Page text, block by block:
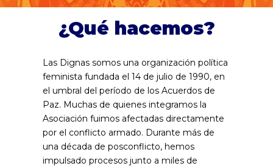
¿Qué hacemos?
Las Dignas somos una organización política
feminista fundada el 14 de julio de 1990, en
el umbral del período de los Acuerdos de
Paz. Muchas de quienes integramos la
Asociación fuimos afectadas directamente
por el conflicto armado. Durante más de
una década de posconflicto, hemos
impulsado procesos junto a miles de